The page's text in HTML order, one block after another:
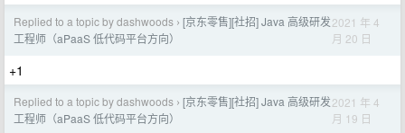
Replied to a topic by dashwoods › [京东零售][社招] Java 高级研发
工程师（aPaaS 低代码平台方向）
2021 年 4
月 20 日
+1
Replied to a topic by dashwoods › [京东零售][社招] Java 高级研发
工程师（aPaaS 低代码平台方向）
2021 年 4
月 19 日